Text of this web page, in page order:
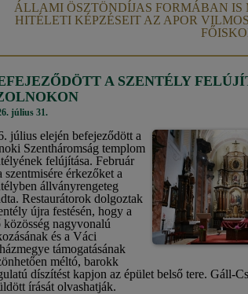
ÁLLAMI ÖSZTÖNDÍJAS FORMÁBAN IS
HITÉLETI KÉPZÉSEIT AZ APOR
A SZENTÉLY
július 31.
július elején befejeződött a
Szentháromság templom
felújítása. Február
szentmisére érkezőket a
állványrengeteg
Restaurátorok dolgoztak
újra festésén, hogy a
nagyvonalú
és a Váci
támogatásának
méltó, barokk
díszítést kapjon az épület belső tere. Gáll-
írását olvashatják.